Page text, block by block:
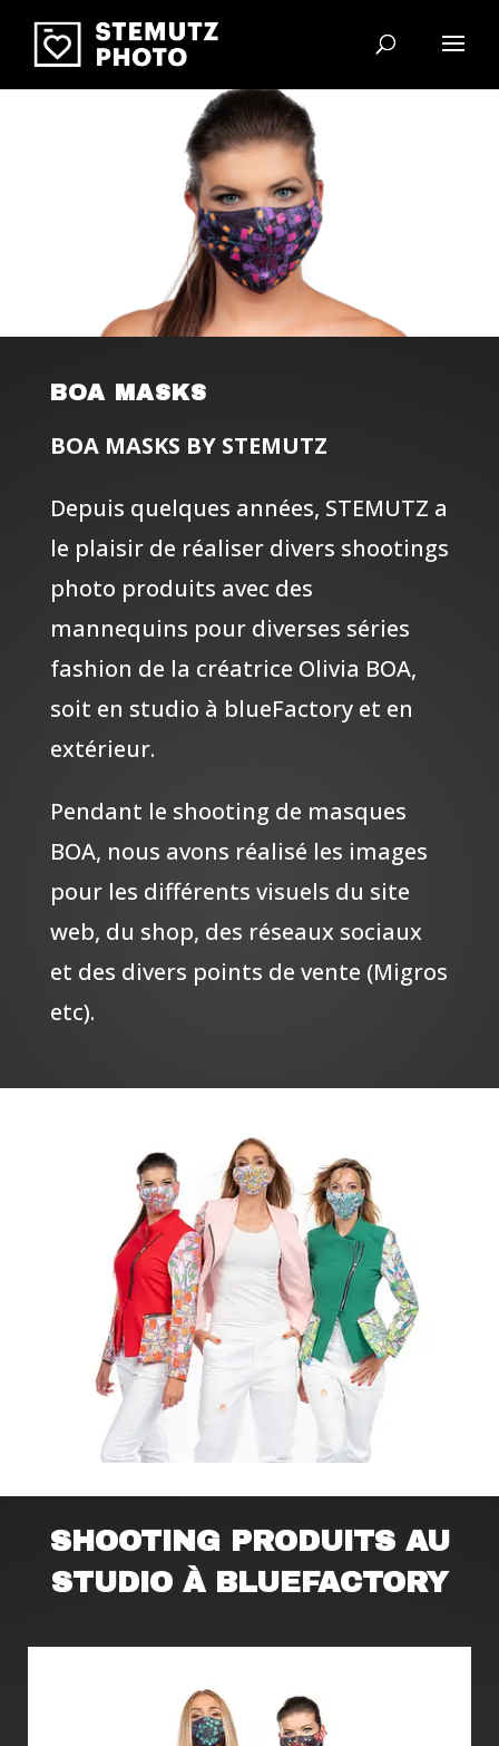
BOA MASKS
BOA MASKS BY STEMUTZ
Depuis quelques années, STEMUTZ a
le plaisir de réaliser divers shootings
photo produits avec des
mannequins pour diverses séries
fashion de la créatrice Olivia BOA,
soit en studio à blueFactory et en
extérieur.
Pendant le shooting de masques
BOA, nous avons réalisé les images
pour les différents visuels du site
web, du shop, des réseaux sociaux
et des divers points de vente (Migros
etc).
SHOOTING PRODUITS AU
STUDIO À BLUEFACTORY